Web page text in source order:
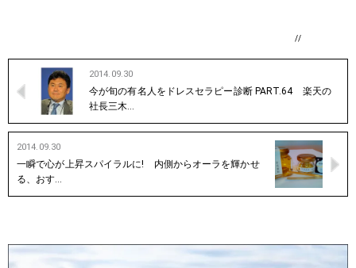
//
2014.09.30
今が旬の有名人をドレスセラピー診断 PART.64 楽天の
社長三木…
2014.09.30
一瞬で心が上昇スパイラルに! 内側からオーラを輝かせ
る、おす…